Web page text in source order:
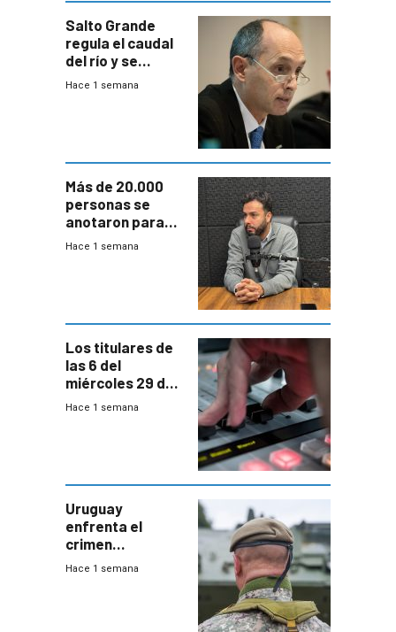
Salto Grande
regula el caudal
del río y se
prepara para un
Hace 1 semana
Más de 20.000
personas se
anotaron para
las pruebas
Hace 1 semana
Los titulares de
las 6 del
miércoles 29 de
julio de 2026
Hace 1 semana
Uruguay
enfrenta el
crimen
organizado con
Hace 1 semana